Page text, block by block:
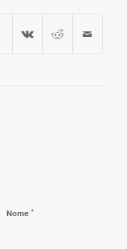
Nome *